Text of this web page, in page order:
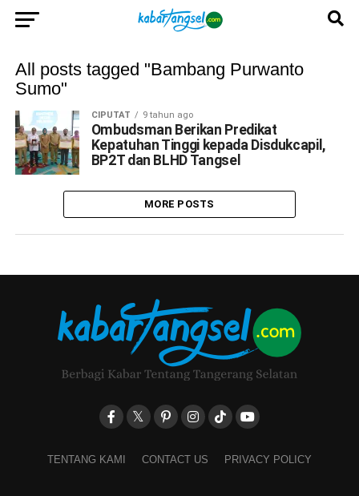
All posts tagged "Bambang Purwanto
Sumo"
CIPUTAT 9 tahun ago
Ombudsman Berikan Predikat
Kepatuhan Tinggi kepada Disdukcapil,
BP2T dan BLHD Tangsel
MORE POSTS
TENTANG KAMI CONTACT US PRIVACY POLICY